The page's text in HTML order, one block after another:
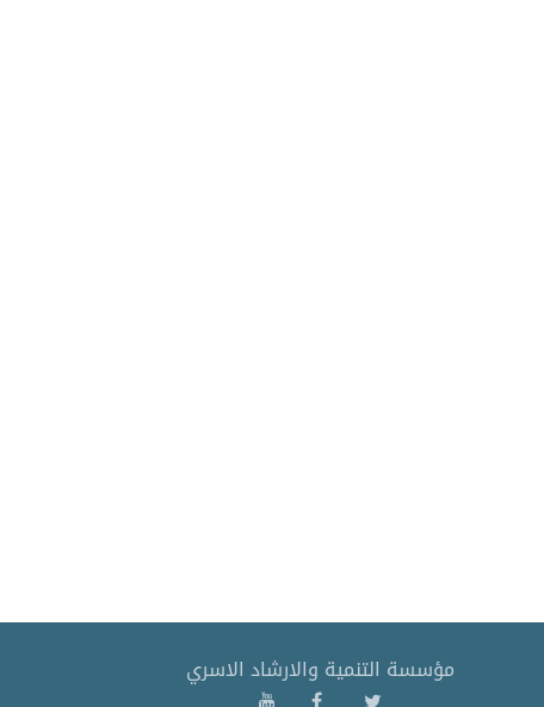
مؤسسة التنمية والارشاد الاسري